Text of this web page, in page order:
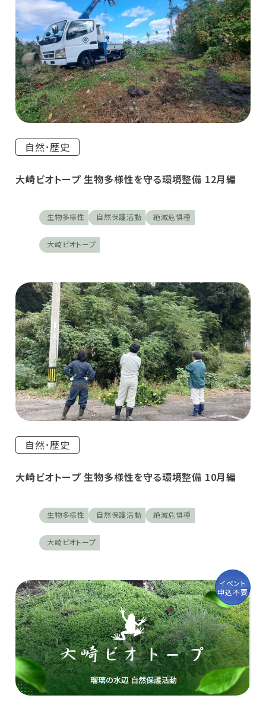
自然･歴史
大崎ビオトープ 生物多様性を守る環境整備 12月編
生物多様性 自然保護活動 絶滅危惧種
大崎ビオトープ
自然･歴史
大崎ビオトープ 生物多様性を守る環境整備 10月編
生物多様性 自然保護活動 絶滅危惧種
大崎ビオトープ
イベント
申込不要